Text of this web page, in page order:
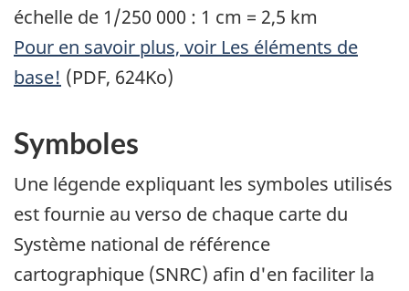
échelle de 1/250 000 : 1 cm = 2,5 km
Pour en savoir plus, voir Les éléments de
base! (PDF, 624Ko)
Symboles
Une légende expliquant les symboles utilisés
est fournie au verso de chaque carte du
Système national de référence
cartographique (SNRC) afin d'en faciliter la